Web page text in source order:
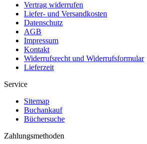
Vertrag widerrufen
Liefer- und Versandkosten
Datenschutz
AGB
Impressum
Kontakt
Widerrufsrecht und Widerrufsformular
Lieferzeit
Service
Sitemap
Buchankauf
Büchersuche
Zahlungsmethoden